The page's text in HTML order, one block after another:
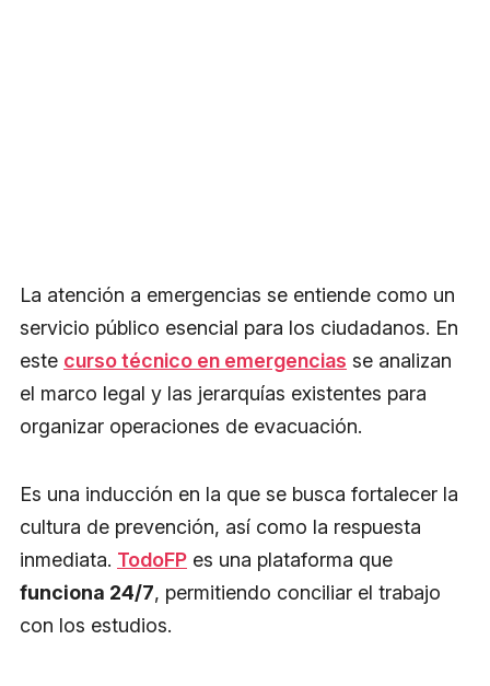
La atención a emergencias se entiende como un
servicio público esencial para los ciudadanos. En
este curso técnico en emergencias se analizan
el marco legal y las jerarquías existentes para
organizar operaciones de evacuación.
Es una inducción en la que se busca fortalecer la
cultura de prevención, así como la respuesta
inmediata. TodoFP es una plataforma que
funciona 24/7, permitiendo conciliar el trabajo
con los estudios.